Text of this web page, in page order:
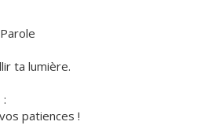
ta lumière.
patiences !